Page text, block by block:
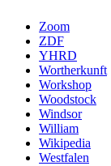
Zoom
ZDF
YHRD
Wortherkunft
Workshop
Woodstock
Windsor
William
Wikipedia
Westfalen